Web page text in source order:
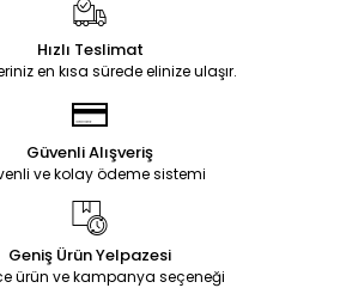
Hızlı Teslimat
en kısa sürede elinize ulaşır.
Güvenli Alışveriş
ve kolay ödeme sistemi
Geniş Ürün Yelpazesi
ürün ve kampanya seçeneği